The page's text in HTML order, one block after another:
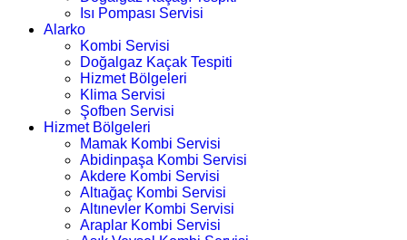
Isı Pompası Servisi
Alarko
Kombi Servisi
Doğalgaz Kaçak Tespiti
Hizmet Bölgeleri
Klima Servisi
Şofben Servisi
Hizmet Bölgeleri
Mamak Kombi Servisi
Abidinpaşa Kombi Servisi
Akdere Kombi Servisi
Altıağaç Kombi Servisi
Altınevler Kombi Servisi
Araplar Kombi Servisi